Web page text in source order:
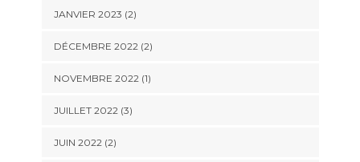
JANVIER 2023 (2)
DÉCEMBRE 2022(2)
NOVEMBRE 2022(1)
JUILLET 2022(3)
JUIN 2022(2)